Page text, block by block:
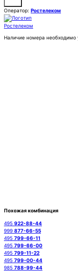
Оператор: Ростелеком
Наличие номера необходимо
Похожая комбинация
495 922-88-44
999 877-66-55
495 799-66-11
495 799-66-00
495 799-11-22
495 799-00-44
985 788-99-44